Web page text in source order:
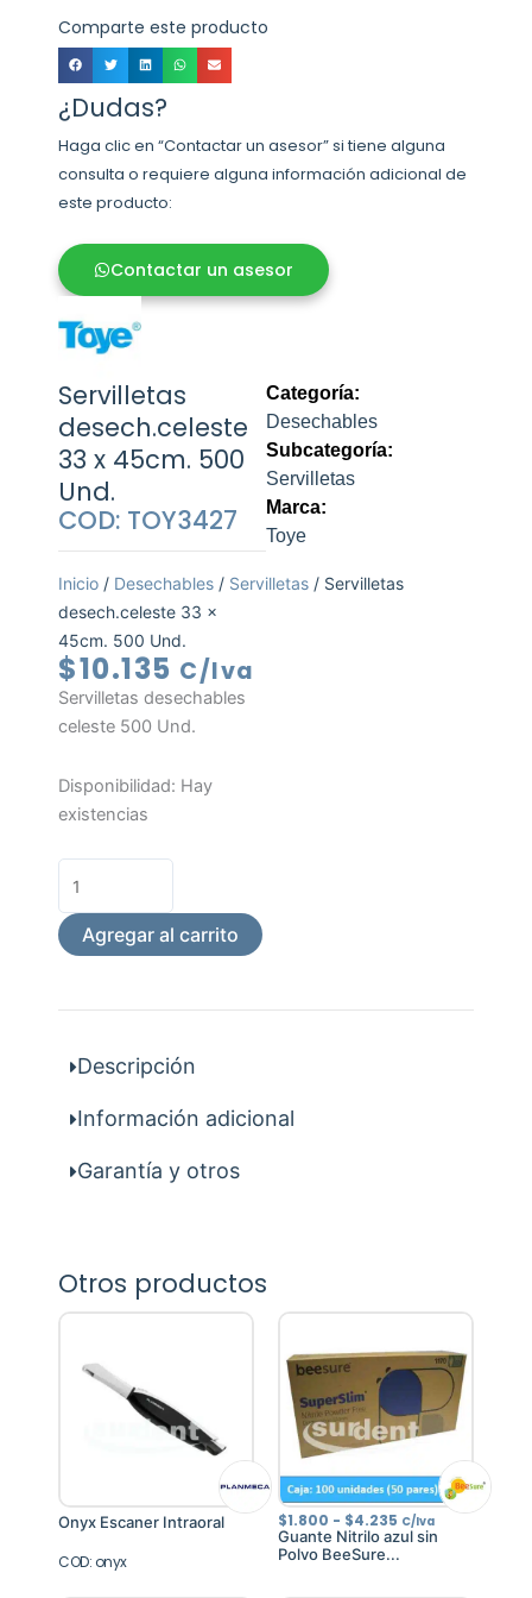
Comparte este producto
¿Dudas?
Haga clic en “Contactar un asesor” si tiene alguna
consulta o requiere alguna información adicional de
este producto:
Contactar un asesor
Servilletas
desech.celeste
33 x 45cm. 500
Und.
COD: TOY3427
Inicio / Desechables / Servilletas / Servilletas
desech.celeste 33 x
45cm. 500 Und.
$10.135 C/Iva
Servilletas desechables
celeste 500 Und.
Disponibilidad: Hay
existencias
Servilletas
desech.celeste
45cm.
500
Und.
Agregar al carrito
Categoría:
Desechables
Subcategoría:
Servilletas
Marca:
Toye
Descripción
Información adicional
Garantía y otros
Otros productos
Onyx Escaner Intraoral
COD: onyx
$1.800 - $4.235 Rango
de
precios:
desde
C/Iva
Guante Nitrilo azul sin
Polvo BeeSure...